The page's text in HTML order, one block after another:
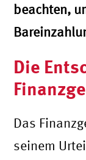
beachten,
Die
Das
seinem